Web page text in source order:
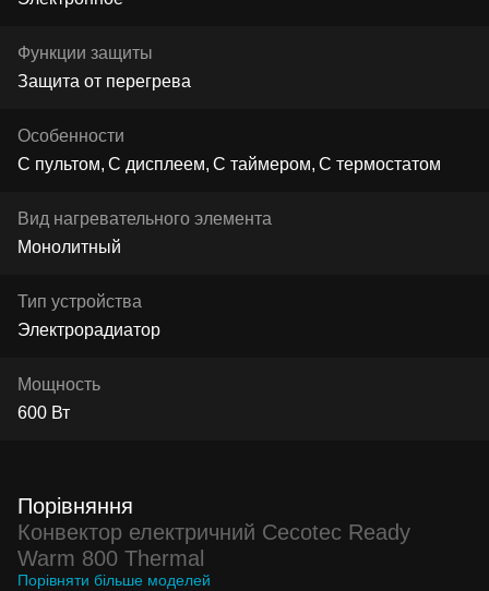
Функции защиты
Защита от перегрева
Особенности
С пультом С дисплеем С таймером С термостатом
Вид нагревательного элемента
Монолитный
Тип устройства
Электрорадиатор
Мощность
600 Вт
Порівняння
Конвектор електричний Cecotec Ready
Warm 800 Thermal
Порівняти більше моделей